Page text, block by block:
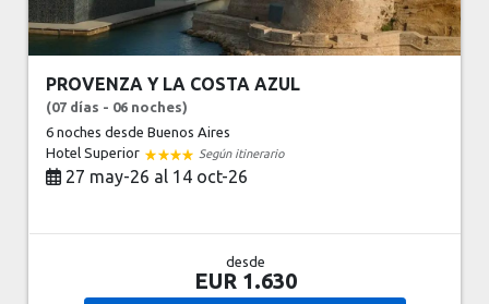
PROVENZA Y LA COSTA AZUL
(07 días - 06 noches)
6 nochesdesde Buenos Aires
Hotel Superior
Según itinerario
27 may-26 al 14 oct-26
desde
EUR 1.630